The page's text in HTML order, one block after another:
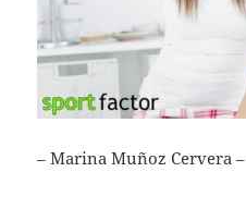
– Marina Muñoz Cervera –